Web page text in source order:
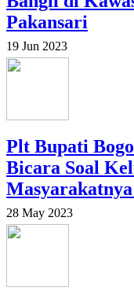
Pakansari
19 Jun 2023
Plt Bupati
Bicara Soal
28 May 2023